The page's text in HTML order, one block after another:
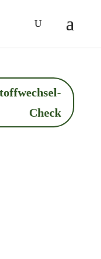
Check